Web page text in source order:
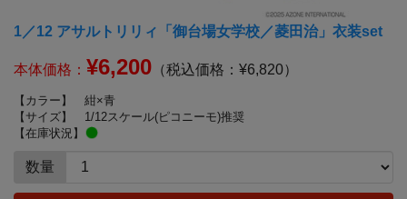
1／12 アサルトリリィ「御台場女学校／菱田治」衣装set
本体価格： ¥6,200 （税込価格：¥6,820）
【カラー】
紺×青
【サイズ】
1/12スケール(ピコニーモ)推奨
【在庫状況】
数量